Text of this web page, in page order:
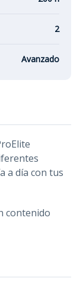
a día con tus
contenido
2
Avanzado